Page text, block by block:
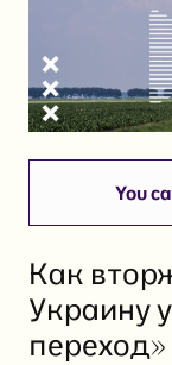
You
Как
Украину